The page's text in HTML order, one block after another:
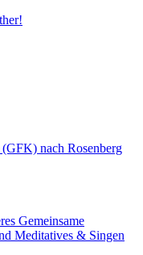
nach Rosenberg
Gemeinsame
Meditatives & Singen